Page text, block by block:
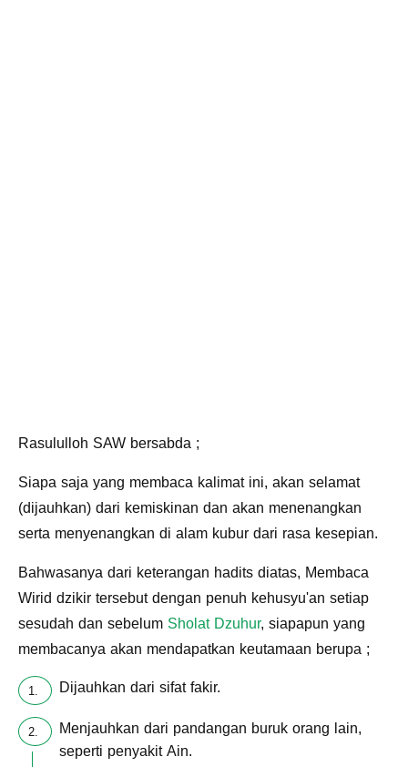
Rasululloh SAW bersabda ;
Siapa saja yang membaca kalimat ini, akan selamat
(dijauhkan) dari kemiskinan dan akan menenangkan
serta menyenangkan di alam kubur dari rasa kesepian.
Bahwasanya dari keterangan hadits diatas, Membaca
Wirid dzikir tersebut dengan penuh kehusyu'an setiap
sesudah dan sebelum Sholat Dzuhur, siapapun yang
membacanya akan mendapatkan keutamaan berupa ;
Dijauhkan dari sifat fakir.
Menjauhkan dari pandangan buruk orang lain,
seperti penyakit Ain.